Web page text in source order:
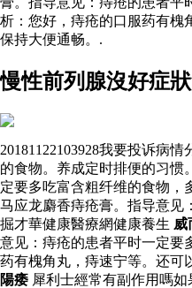
析：您好，痔疮的口服药有槐
保持大便通畅。.
慢性前列腺沒好症
20181122103928我要投诉病
的食物。养成定时排便的习惯
定要多吃富含粗纤维的食物，
马应龙麝香痔疮膏。指导意见
掘才華健康醫療網健康養生 威
意见：痔疮的患者平时一定要
药有槐角丸，痔速宁等。还可
陽痿 犀利士經常有副作用嗎